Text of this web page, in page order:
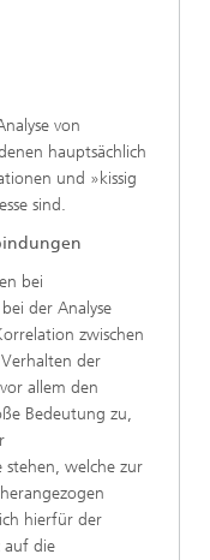
von
hauptsächlich
und »kissig
sind.
bei
der Analyse
zwischen
der
allem den
Bedeutung zu,
stehen, welche zur
hierfür der
auf die